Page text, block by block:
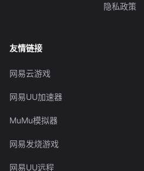
隐私政策
友情链接
网易云游戏
网易UU加速器
MuMu模拟器
网易发烧游戏
网易UU远程